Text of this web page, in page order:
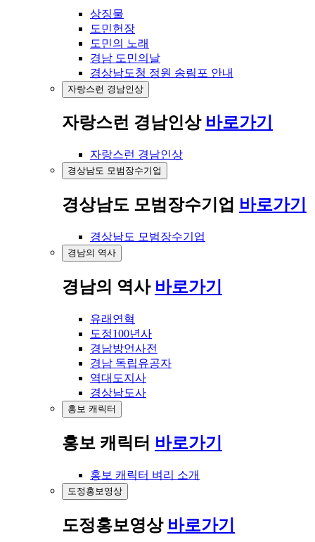
상징물
도민헌장
도민의 노래
경남 도민의날
경상남도청 정원 송림포 안내
자랑스런 경남인상
자랑스런 경남인상 바로가기
자랑스런 경남인상
경상남도 모범장수기업
경상남도 모범장수기업 바로가기
경상남도 모범장수기업
경남의 역사
경남의 역사 바로가기
유래연혁
도정100년사
경남방언사전
경남 독립유공자
역대도지사
경상남도사
홍보 캐릭터
홍보 캐릭터 바로가기
홍보 캐릭터 벼리 소개
도정홍보영상
도정홍보영상 바로가기